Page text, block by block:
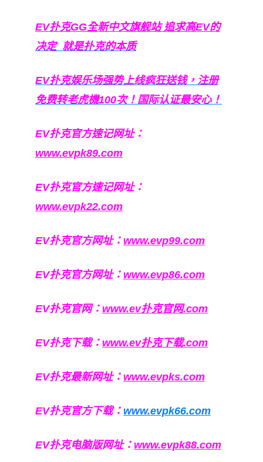
EV扑克GG全新中文旗舰站追求高EV的
决定 就是扑克的本质
EV扑克娱乐场强势上线疯狂送钱，注册
免费转老虎機100次！国际认证最安心！
EV扑克官方速记网址：
www.evpk89.com
EV扑克官方速记网址：
www.evpk22.com
EV扑克官方网址： www.evp99.com
EV扑克官方网址： www.evp86.com
EV扑克官网： www.ev扑克官网.com
EV扑克下载： www.ev扑克下载.com
EV扑克最新网址： www.evpks.com
EV扑克官方下载： www.evpk66.com
EV扑克电脑版网址： www.evpk88.com